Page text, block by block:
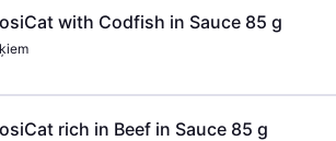
with Codfish in Sauce 85 g
rich in Beef in Sauce 85 g